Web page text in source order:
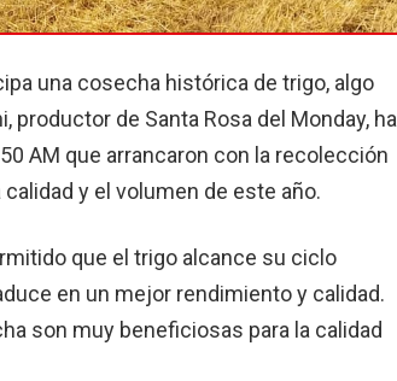
una cosecha histórica de trigo, algo
productor de Santa Rosa del Monday, ha
AM que arrancaron con la recolección
y el volumen de este año.
que el trigo alcance su ciclo
en un mejor rendimiento y calidad.
son muy beneficiosas para la calidad